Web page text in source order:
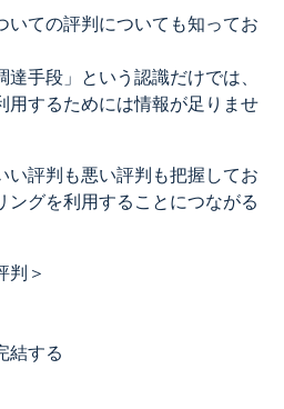
いての評判についても知ってお
達手段」という認識だけでは、
用するためには情報が足りませ
い評判も悪い評判も把握してお
ングを利用することにつながる
判＞
結する